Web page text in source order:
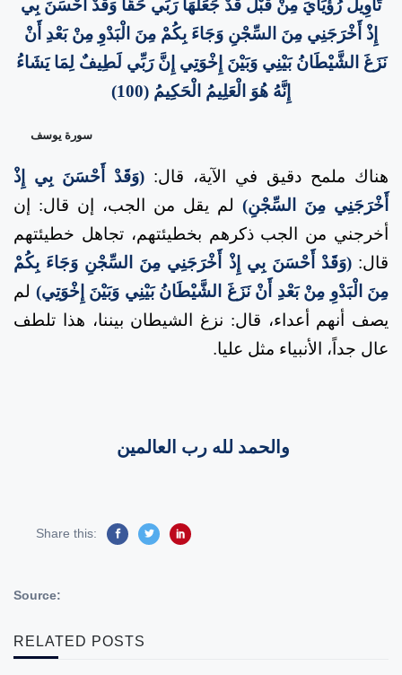
تَأْوِيلُ رُؤْيَايَ مِنْ قَبْلُ قَدْ جَعَلَهَا رَبِّي حَقّاً وَقَدْ أَحْسَنَ بِي
إِذْ أَخْرَجَنِي مِنَ السِّجْنِ وَجَاءَ بِكُمْ مِنَ الْبَدْوِ مِنْ بَعْدِ أَنْ
نَزَغَ الشَّيْطَانُ بَيْنِي وَبَيْنَ إِخْوَتِي إِنَّ رَبِّي لَطِيفٌ لِمَا يَشَاءُ
إِنَّهُ هُوَ الْعَلِيمُ الْحَكِيمُ (100)
سورة يوسف
هناك ملمح دقيق في الآية، قال: (وَقَدْ أَحْسَنَ بِي إِذْ
أَخْرَجَنِي مِنَ السِّجْنِ) لم يقل من الجب، إن قال: إن
أخرجني من الجب ذكرهم بخطيئتهم، تجاهل خطيئتهم
قال: (وَقَدْ أَحْسَنَ بِي إِذْ أَخْرَجَنِي مِنَ السِّجْنِ وَجَاءَ بِكُمْ
مِنَ الْبَدْوِ مِنْ بَعْدِ أَنْ نَزَغَ الشَّيْطَانُ بَيْنِي وَبَيْنَ إِخْوَتِي) لم
يصف أنهم أعداء، قال: نزغ الشيطان بيننا، هذا تلطف
عال جداً، الأنبياء مثل عليا.
والحمد لله رب العالمين
Share this:
Source:
RELATED POSTS